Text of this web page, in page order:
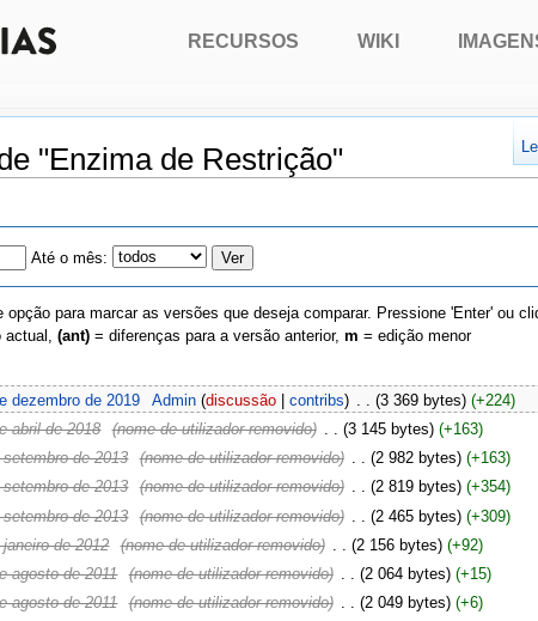
"Enzima de Restrição"
Até o mês:
para marcar as versões que deseja comparar. Pressione 'Enter' ou
actual, (ant) = diferenças para a versão anterior, m = edição menor
dezembro de 2019 Admin (discussão| contribs) (3 369 bytes) (+224)
abril de 2018‎ (nome de utilizador removido) (3 145 bytes) (+163)
de 2013‎ (nome de utilizador removido) . . (2 982 bytes) (+163)
de 2013‎ (nome de utilizador removido) . . (2 819 bytes) (+354)
de 2013‎ (nome de utilizador removido) (2 465 bytes) (+309)
de 2012‎ (nome de utilizador removido) (2 156 bytes) (+92)
agosto de 2011‎ (nome de utilizador removido) . . (2 064 bytes) (+15)
agosto de 2011‎ (nome de utilizador removido) . . (2 049 bytes) (+6)
RECURSOS WIKI